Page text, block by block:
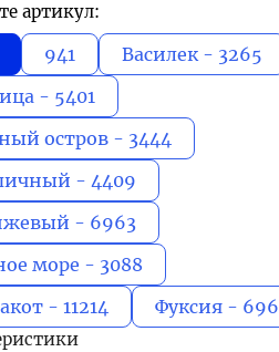
артикул:
941
Василек - 3265
- 5401
остров - 3444
- 4409
- 6963
море - 3088
- 11214
Фуксия -